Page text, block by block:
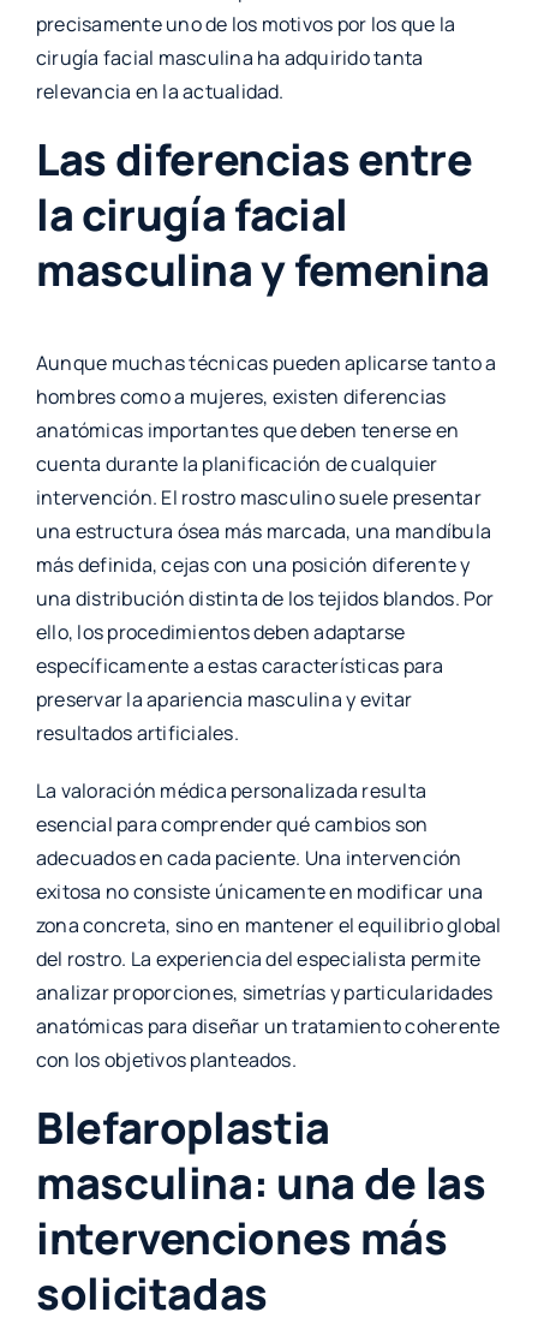
precisamente uno de los motivos por los que la
cirugía facial masculina ha adquirido tanta
relevancia en la actualidad.
Las diferencias entre
la cirugía facial
masculina y femenina
Aunque muchas técnicas pueden aplicarse tanto a
hombres como a mujeres, existen diferencias
anatómicas importantes que deben tenerse en
cuenta durante la planificación de cualquier
intervención. El rostro masculino suele presentar
una estructura ósea más marcada, una mandíbula
más definida, cejas con una posición diferente y
una distribución distinta de los tejidos blandos. Por
ello, los procedimientos deben adaptarse
específicamente a estas características para
preservar la apariencia masculina y evitar
resultados artificiales.
La valoración médica personalizada resulta
esencial para comprender qué cambios son
adecuados en cada paciente. Una intervención
exitosa no consiste únicamente en modificar una
zona concreta, sino en mantener el equilibrio global
del rostro. La experiencia del especialista permite
analizar proporciones, simetrías y particularidades
anatómicas para diseñar un tratamiento coherente
con los objetivos planteados.
Blefaroplastia
masculina: una de las
intervenciones más
solicitadas